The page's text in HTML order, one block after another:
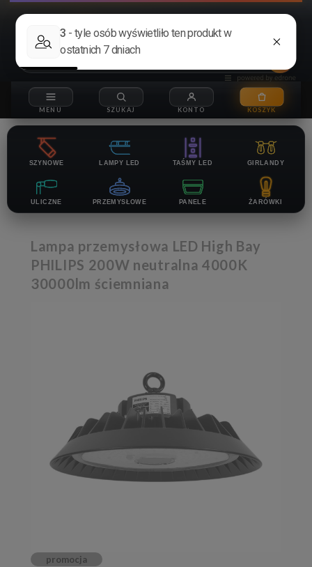
sklep@sunled.pl
SZYNOWE LAMPY LED TAŚMY LED GIRLANDY
ULICZNE PRZEMYSŁOWE PANELE ŻARÓWKI
Lampa przemysłowa LED High Bay
PHILIPS 200W neutralna 4000K
30000lm ściemniana
promocja